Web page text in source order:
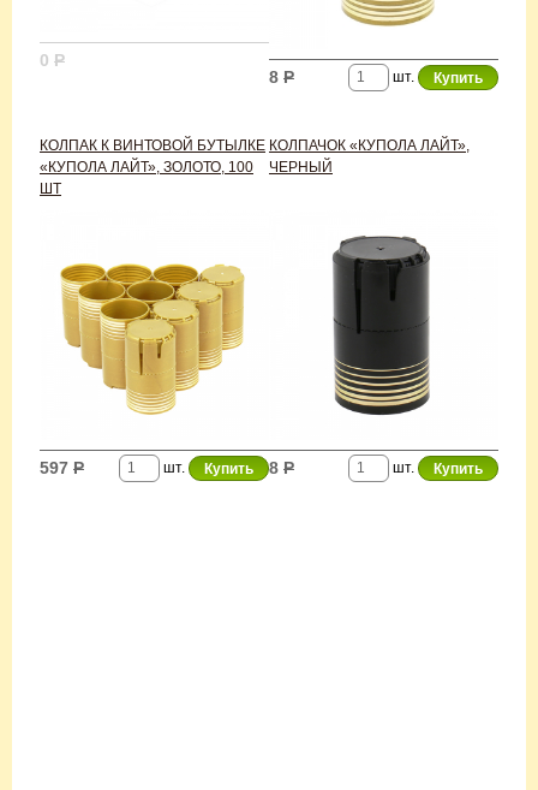
0 Р
шт.
8 Р
КОЛПАК К ВИНТОВОЙ БУТЫЛКЕ
«КУПОЛА ЛАЙТ», ЗОЛОТО, 100
ШТ
шт.
597 Р
КОЛПАЧОК «КУПОЛА ЛАЙТ»,
ЧЕРНЫЙ
шт.
8 Р